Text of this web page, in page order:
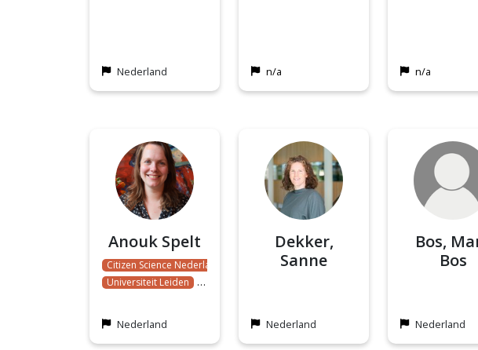
Nederland n/a n/a
Anouk Spelt
Citizen Science Nederland
Universiteit Leiden
Citizen Science
Nederland
Dekker,
Sanne
Nederland
Bos,
Bos
Nederland